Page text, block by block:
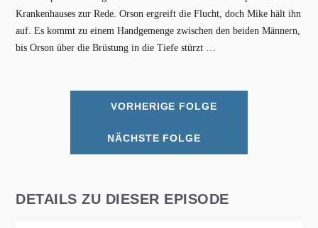
Krankenhauses zur Rede. Orson ergreift die Flucht, doch Mike hält ihn
auf. Es kommt zu einem Handgemenge zwischen den beiden Männern,
bis Orson über die Brüstung in die Tiefe stürzt …
VORHERIGE FOLGE
NÄCHSTE FOLGE
DETAILS ZU DIESER EPISODE